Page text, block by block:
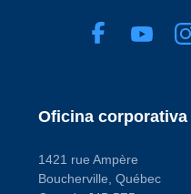
Oficina corporativa
1421 rue Ampère
Boucherville, Québec